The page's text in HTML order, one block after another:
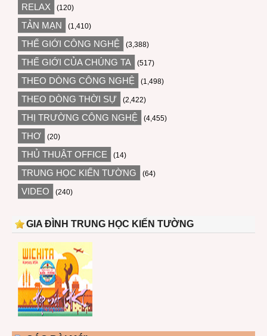
RELAX (120)
TẢN MẠN (1,410)
THẾ GIỚI CÔNG NGHỆ (3,388)
THẾ GIỚI CỦA CHÚNG TA (517)
THEO DÒNG CÔNG NGHỆ (1,498)
THEO DÒNG THỜI SỰ (2,422)
THỊ TRƯỜNG CÔNG NGHỆ (4,455)
THƠ (20)
THỦ THUẬT OFFICE (14)
TRUNG HỌC KIẾN TƯỜNG (64)
VIDEO (240)
GIA ĐÌNH TRUNG HỌC KIẾN TƯỜNG